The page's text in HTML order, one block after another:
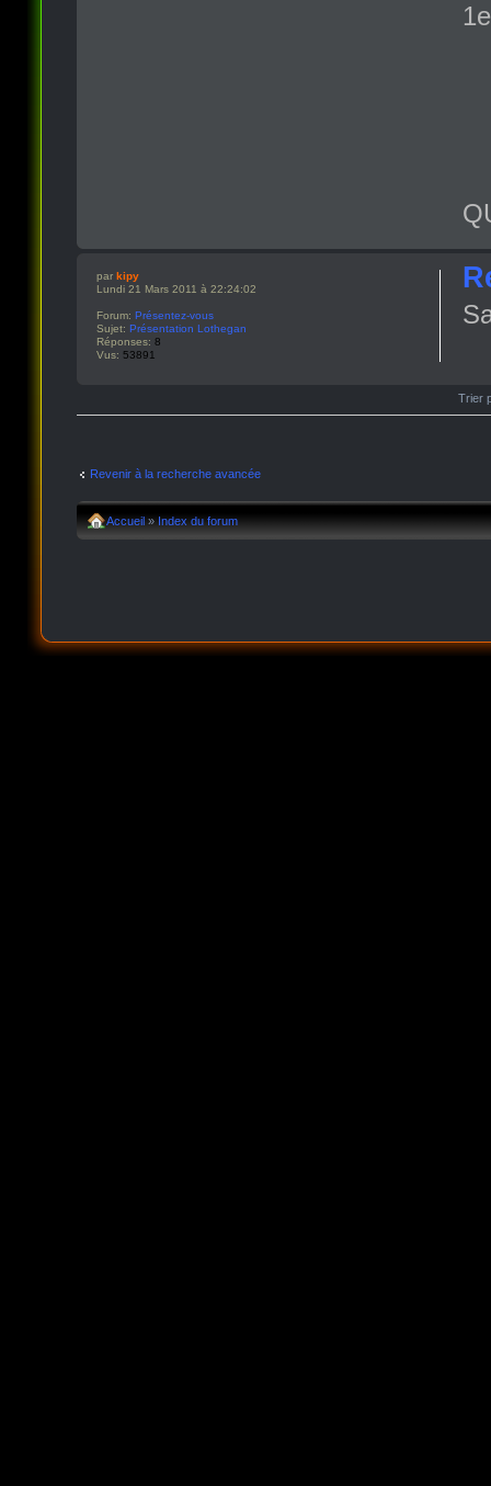
par kipy
Lundi 21 Mars 2011 à 22:24:02
Forum: Présentez-vous
Sujet: Présentation Lothegan
Réponses: 8
Vus: 53891
Trier
Revenir à la recherche avancée
Accueil » Index du forum